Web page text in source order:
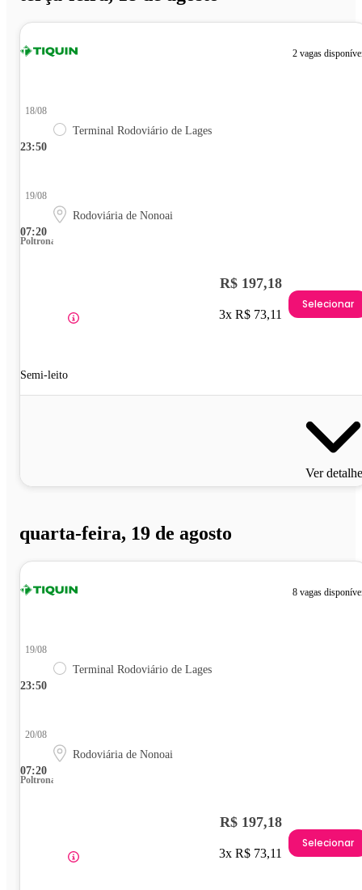
2 vagas
23:50
18/08
Terminal Rodoviário de Lages
07:20
19/08
Rodoviária de Nonoai
Poltrona
Semi-leito
R$ 197,18
3x R$ 73,11
Selecionar
Ver
quarta-feira, 19 de agosto
8 vagas
23:50
19/08
Terminal Rodoviário de Lages
07:20
20/08
Rodoviária de Nonoai
Poltrona
R$ 197,18
3x R$ 73,11
Selecionar